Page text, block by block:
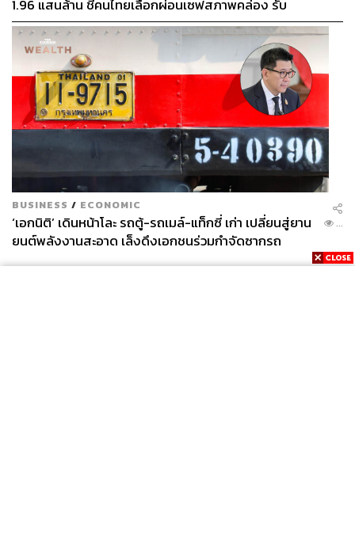
1.96 แสนล้าน ชี้คนไทยเลือกผ่อนเซฟสภาพคล่อง รับ
เศรษฐกิจผันผวนฉุดผลประกอบการพลาดเป้า
BUSINESS / ECONOMIC
‘เอกนิติ’ เดินหน้าโละ รถตู้-รถเมล์-แท็กซี่ เก่า เปลี่ยนสู่ยาน
ยนต์พลังงานสะอาด เล็งดึงเอกชนร่วมกำจัดซากรถ
...